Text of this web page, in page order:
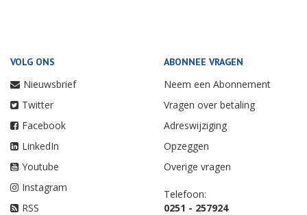
VOLG ONS
Nieuwsbrief
Twitter
Facebook
LinkedIn
Youtube
Instagram
RSS
ABONNEE VRAGEN
Neem een Abonnement
Vragen over betaling
Adreswijziging
Opzeggen
Overige vragen
Telefoon:
0251 - 257924